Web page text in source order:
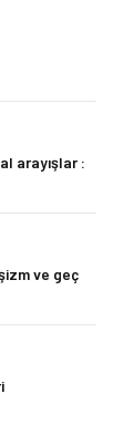
arayışlar :
ve geç